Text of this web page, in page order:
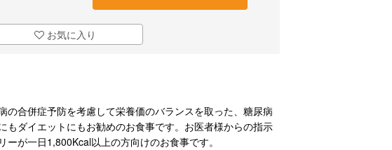
お気に入り
の合併症予防を考慮して栄養価のバランスを取った、糖尿病
もダイエットにもお勧めのお食事です。お医者様からの指示
ーが一日1,800Kcal以上の方向けのお食事です。